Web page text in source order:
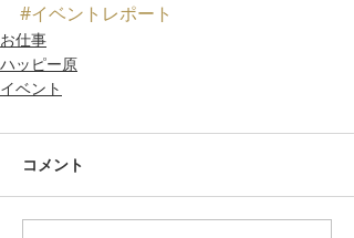
#イベントレポート
お仕事
ハッピー原
イベント
コメント